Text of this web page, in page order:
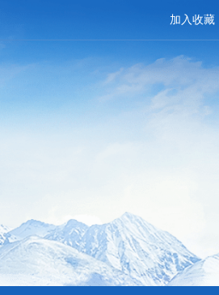
加入收藏